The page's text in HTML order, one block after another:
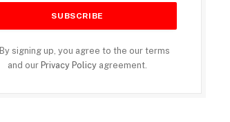
By signing up, you agree to the our terms
and our Privacy Policy agreement.